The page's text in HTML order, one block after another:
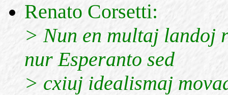
Renato Corsetti:
> Nun en multaj landoj
nur Esperanto sed
> cxiuj idealismaj